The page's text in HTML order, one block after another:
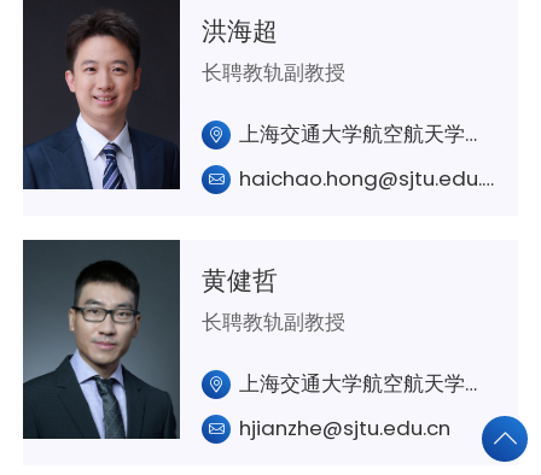
洪海超
长聘教轨副教授
上海交通大学航空航天学院A227
haichao.hong@sjtu.edu.cn
黄健哲
长聘教轨副教授
上海交通大学航空航天学院A323室
hjianzhe@sjtu.edu.cn